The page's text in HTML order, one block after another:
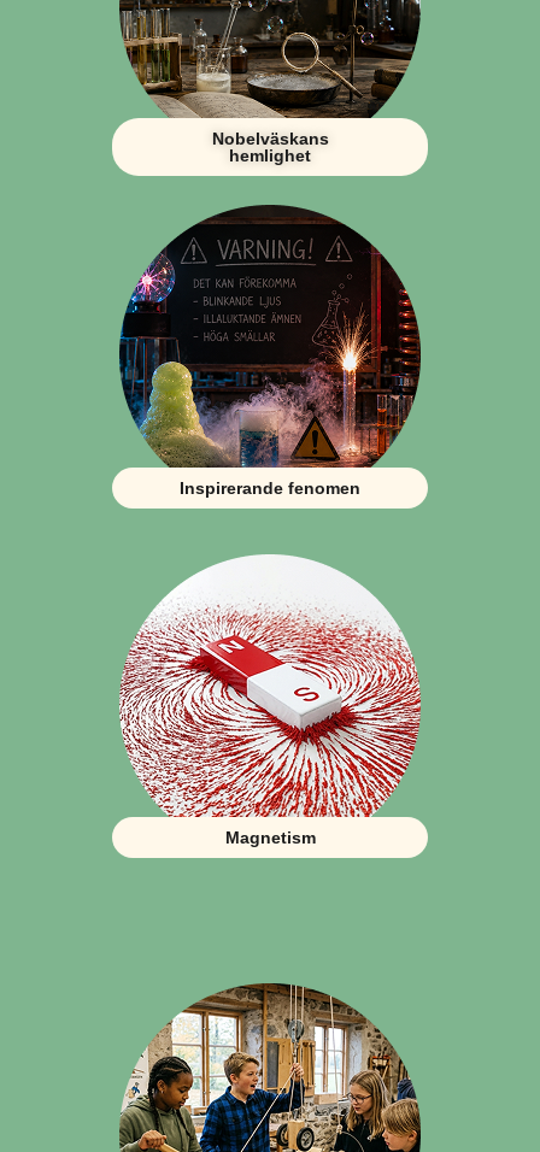
Nobelväskans
hemlighet
Inspirerande fenomen
Magnetism